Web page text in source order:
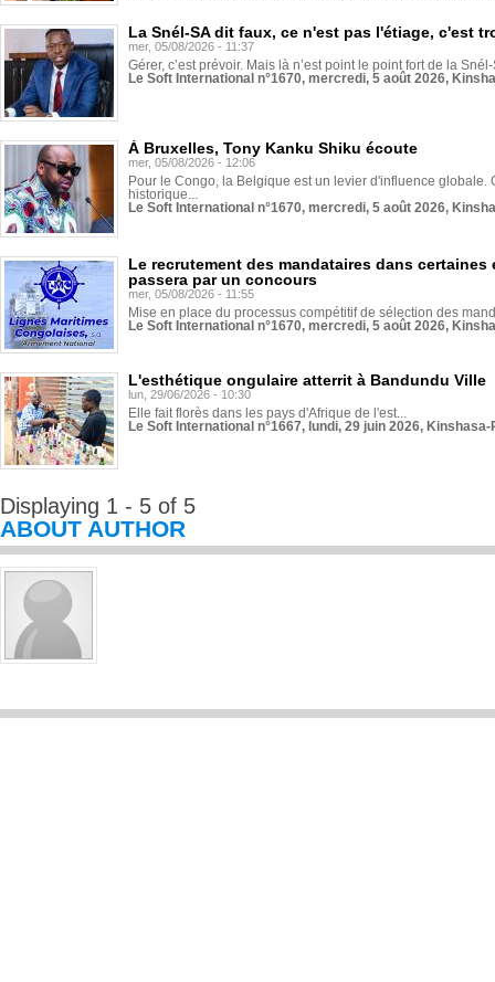
La Snél-SA dit faux, ce n'est pas l'étiage, c'est
mer, 05/08/2026 - 11:37
Gérer, c’est prévoir. Mais là n’est point le point fort de la
Le Soft International n°1670, mercredi, 5 août 2026,
À Bruxelles, Tony Kanku Shiku écoute
mer, 05/08/2026 - 12:06
Pour le Congo, la Belgique est un levier d'influence globale.
historique...
Le Soft International n°1670, mercredi, 5 août 2026,
Le recrutement des mandataires dans
passera par un concours
mer, 05/08/2026 - 11:55
Mise en place du processus compétitif de sélection des
Le Soft International n°1670, mercredi, 5 août 2026,
L'esthétique ongulaire atterrit à Bandundu Ville
lun, 29/06/2026 - 10:30
Elle fait florès dans les pays d'Afrique de l'est...
Le Soft International n°1667, lundi, 29 juin 2026,
Displaying 1 - 5 of 5
ABOUT AUTHOR